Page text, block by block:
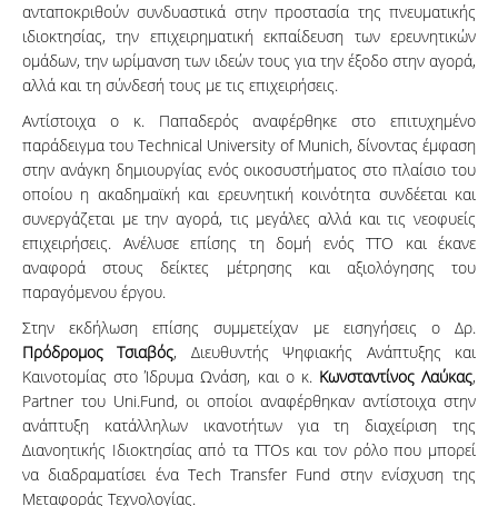
ανταποκριθούν συνδυαστικά στην προστασία της πνευματικής
ιδιοκτησίας, την επιχειρηματική εκπαίδευση των ερευνητικών
ομάδων, την ωρίμανση των ιδεών τους για την έξοδο στην αγορά,
αλλά και τη σύνδεσή τους με τις επιχειρήσεις.
Αντίστοιχα ο κ. Παπαδερός αναφέρθηκε στο επιτυχημένο
παράδειγμα του Technical University of Munich, δίνοντας έμφαση
στην ανάγκη δημιουργίας ενός οικοσυστήματος στο πλαίσιο του
οποίου η ακαδημαϊκή και ερευνητική κοινότητα συνδέεται και
συνεργάζεται με την αγορά, τις μεγάλες αλλά και τις νεοφυείς
επιχειρήσεις. Ανέλυσε επίσης τη δομή ενός ΤΤΟ και έκανε
αναφορά στους δείκτες μέτρησης και αξιολόγησης του
παραγόμενου έργου.
Στην εκδήλωση επίσης συμμετείχαν με εισηγήσεις ο Δρ.
Πρόδρομος Τσιαβός, Διευθυντής Ψηφιακής Ανάπτυξης και
Καινοτομίας στο Ίδρυμα Ωνάση, και ο κ. Κωνσταντίνος Λαύκας,
Partner του Uni.Fund, οι οποίοι αναφέρθηκαν αντίστοιχα στην
ανάπτυξη κατάλληλων ικανοτήτων για τη διαχείριση της
Διανοητικής Ιδιοκτησίας από τα ΤΤΟs και τον ρόλο που μπορεί
να διαδραματίσει ένα Tech Transfer Fund στην ενίσχυση της
Μεταφοράς Τεχνολογίας.